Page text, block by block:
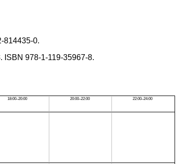
814435-0.
ISBN 978-1-119-35967-8.
18:00–20:00 20:00–22:00 22:00–24:00